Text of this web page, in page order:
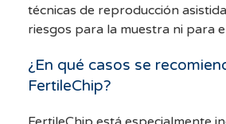
técnicas de reproducción
riesgos para la muestra ni para
¿En qué casos se
FertileChip?